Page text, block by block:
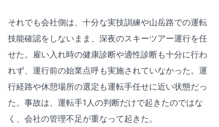
それでも会社側は、十分な実技訓練や山岳路での運転
技能確認をしないまま、深夜のスキーツアー運行を任
せた。雇い入れ時の健康診断や適性診断も十分に行わ
れず、運行前の始業点呼も実施されていなかった。運
行経路や休憩場所の選定も運転手任せに近い状態だっ
た。事故は、運転手1人の判断だけで起きたのではな
く、会社の管理不足が重なって起きた。